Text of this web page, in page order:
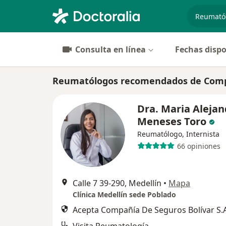
Consulta en línea Fechas
Reumatólogos recomendados de
Dra. Maria
Meneses Toro
Reumatólogo, Internista
66 opiniones
Calle 7 39-290, Medellín • Mapa
Clínica Medellín sede Poblado
Acepta Compañía De Seguros Bolívar